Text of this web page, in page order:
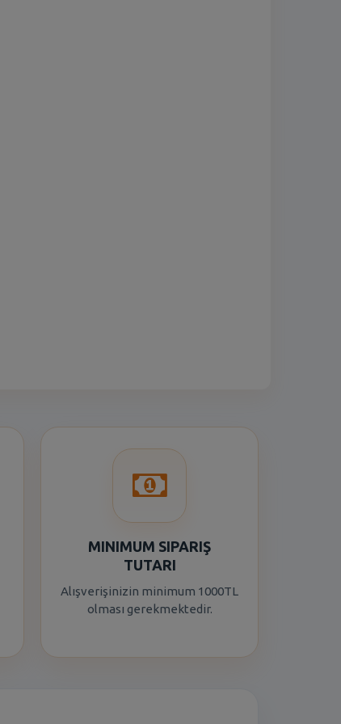
MINIMUM SIPARIŞ
TUTARI
Alışverişinizin minimum 1000TL
olması gerekmektedir.